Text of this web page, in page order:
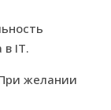
IT.
желании